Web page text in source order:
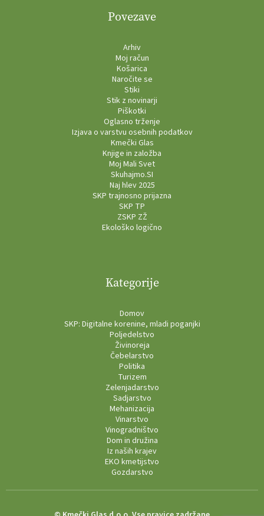
Povezave
Arhiv
Moj račun
Košarica
Naročite se
Stiki
Stik z novinarji
Piškotki
Oglasno trženje
Izjava o varstvu osebnih podatkov
Kmečki Glas
Knjige in založba
Moj Mali Svet
Skuhajmo.SI
Naj hlev 2025
SKP trajnosno prijazna
SKP TP
ZSKP ZŽ
Ekološko logično
Kategorije
Domov
SKP: Digitalne korenine, mladi poganjki
Poljedelstvo
Živinoreja
Čebelarstvo
Politika
Turizem
Zelenjadarstvo
Sadjarstvo
Mehanizacija
Vinarstvo
Vinogradništvo
Dom in družina
Iz naših krajev
EKO kmetijstvo
Gozdarstvo